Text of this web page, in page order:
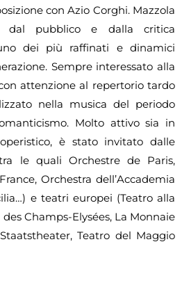
con Azio Corghi. Mazzola
dal pubblico e dalla critica
dei più raffinati e dinamici
Sempre interessato alla
attenzione al repertorio tardo
nella musica del periodo
Molto attivo sia in
è stato invitato dalle
le quali Orchestre de Paris,
Orchestra dell’Accademia
e teatri europei (Teatro alla
Champs-Elysées, La Monnaie
Teatro del Maggio